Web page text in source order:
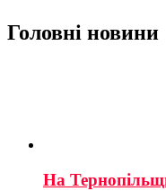
Головні новини
На